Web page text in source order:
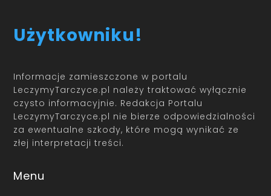
Użytkowniku!
Informacje zamieszczone w portalu
LeczymyTarczyce.pl należy traktować wyłącznie
czysto informacyjnie. Redakcja Portalu
LeczymyTarczyce.pl nie bierze odpowiedzialności
za ewentualne szkody, które mogą wynikać ze
złej interpretacji treści.
Menu